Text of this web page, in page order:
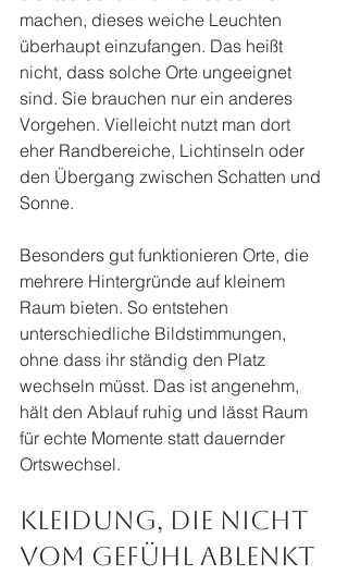
machen, dieses weiche Leuchten
überhaupt einzufangen. Das heißt
nicht, dass solche Orte ungeeignet
sind. Sie brauchen nur ein anderes
Vorgehen. Vielleicht nutzt man dort
eher Randbereiche, Lichtinseln oder
den Übergang zwischen Schatten und
Sonne.
Besonders gut funktionieren Orte, die
mehrere Hintergründe auf kleinem
Raum bieten. So entstehen
unterschiedliche Bildstimmungen,
ohne dass ihr ständig den Platz
wechseln müsst. Das ist angenehm,
hält den Ablauf ruhig und lässt Raum
für echte Momente statt dauernder
Ortswechsel.
Kleidung, die nicht
vom Gefühl ablenkt